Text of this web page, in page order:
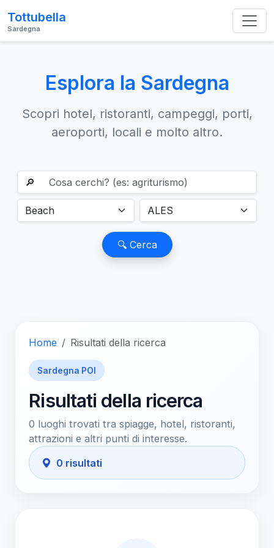
Tottubella
Sardegna
Esplora la Sardegna
Scopri hotel, ristoranti, campeggi, porti,
aeroporti, locali e molto altro.
🔎
🔍 Cerca
Home Risultati della ricerca
Sardegna POI
Risultati della ricerca
0 luoghi trovati tra spiagge, hotel, ristoranti,
attrazioni e altri punti di interesse.
0 risultati